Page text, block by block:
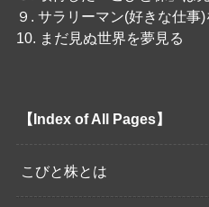
９. サラリーマン(好きな仕事
10. まだ見ぬ世界を夢見る
【Index of All Pages】
こびと株とは